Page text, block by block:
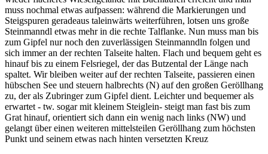
muss nochmal etwas aufpassen: während die Markierungen und
Steigspuren geradeaus taleinwärts weiterführen, lotsen uns große
Steinmanndl etwas mehr in die rechte Talflanke. Nun muss man bis
zum Gipfel nur noch den zuverlässigen Steinmanndln folgen und
sich immer an der rechten Talseite halten. Flach und bequem geht es
hinauf bis zu einem Felsriegel, der das Butzental der Länge nach
spaltet. Wir bleiben weiter auf der rechten Talseite, passieren einen
hübschen See und steuern halbrechts (N) auf den großen Geröllhang
zu, der als Zubringer zum Gipfel dient. Leichter und bequemer als
erwartet - tw. sogar mit kleinem Steiglein- steigt man fast bis zum
Grat hinauf, orientiert sich dann ein wenig nach links (NW) und
gelangt über einen weiteren mittelsteilen Geröllhang zum höchsten
Punkt und seinem etwas nach hinten versetzten Kreuz